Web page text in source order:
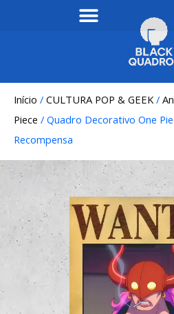
Início / CULTURA POP & GEEK/
Piece / Quadro Decorativo One
Recompensa